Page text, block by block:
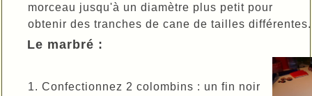
morceau jusqu'à un diamètre plus petit pour
obtenir des tranches de cane de tailles différentes.
Le marbré :
1. Confectionnez 2 colombins : un fin noir